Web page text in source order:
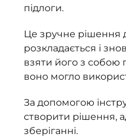
підлоги.
Це зручне рішення
розкладається і
взяти його з собою
воно могло
За допомогою
створити рішення,
зберіганні.